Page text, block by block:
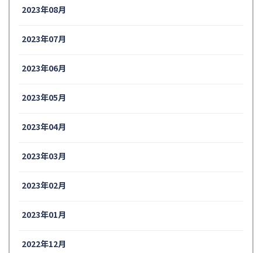
2023年08月
2023年07月
2023年06月
2023年05月
2023年04月
2023年03月
2023年02月
2023年01月
2022年12月